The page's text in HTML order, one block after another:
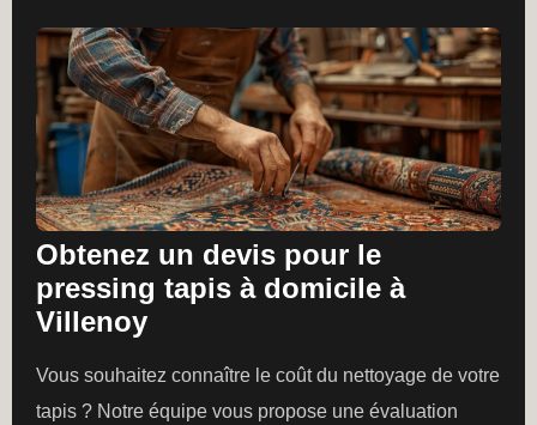
Obtenez un devis pour le
pressing tapis à domicile à
Villenoy
Vous souhaitez connaître le coût du nettoyage de votre
tapis ? Notre équipe vous propose une évaluation